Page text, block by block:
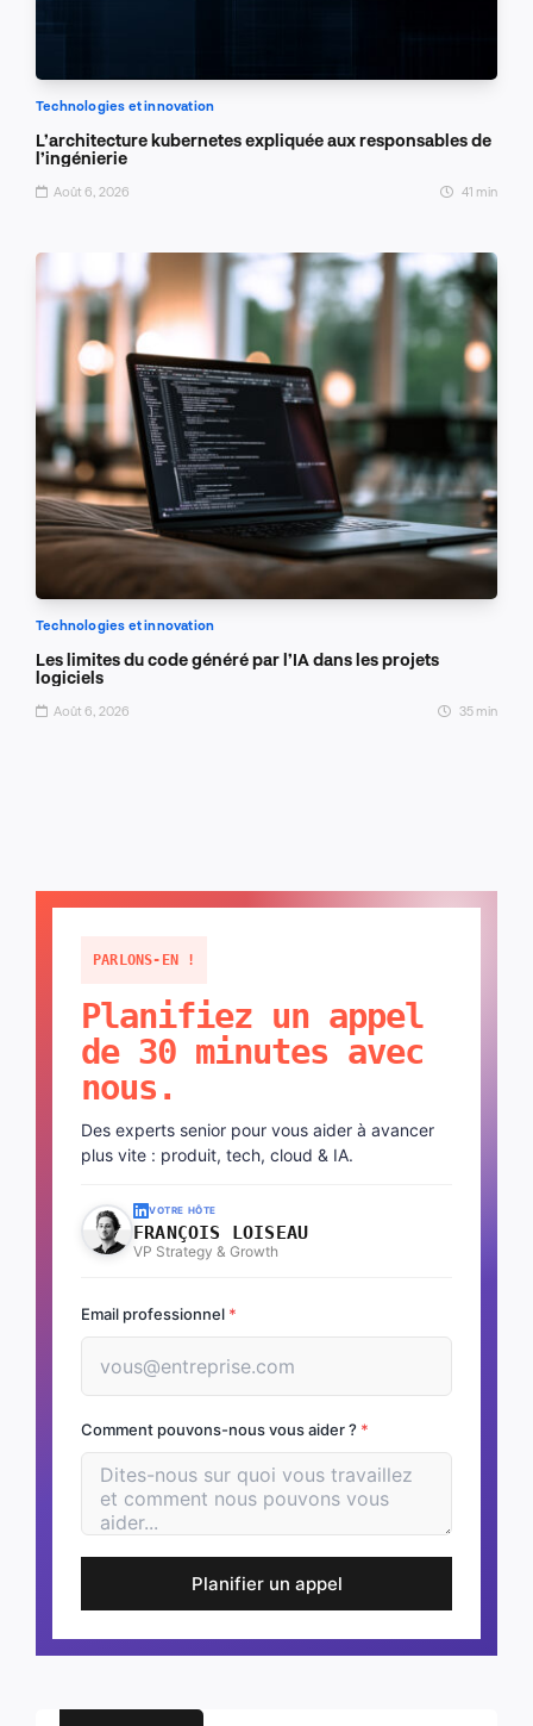
Technologies et innovation
L’architecture kubernetes expliquée aux responsables de
l’ingénierie
Août 6, 2026 41 min
Technologies et innovation
Les limites du code généré par l’IA dans les projets
logiciels
Août 6, 2026 35 min
PARLONS-EN !
Planifiez un appel
de 30 minutes avec
nous.
Des experts senior pour vous aider à avancer
plus vite : produit, tech, cloud & IA.
VOTRE HÔTE
FRANÇOIS LOISEAU
VP Strategy & Growth
Email professionnel *
Comment pouvons-nous vous aider ? *
Planifier un appel